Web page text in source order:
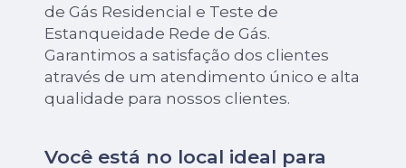
de Gás Residencial e Teste de
Estanqueidade Rede de Gás.
Garantimos a satisfação dos clientes
através de um atendimento único e alta
qualidade para nossos clientes.
Você está no local ideal para